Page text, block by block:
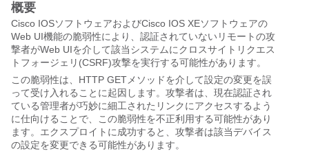
概要
Cisco IOSソフトウェアおよびCisco IOS XEソフトウェアの
Web UI機能の脆弱性により、認証されていないリモートの攻
撃者がWeb UIを介して該当システムにクロスサイトリクエス
トフォージェリ(CSRF)攻撃を実行する可能性があります。
この脆弱性は、HTTP GETメソッドを介して設定の変更を誤
って受け入れることに起因します。攻撃者は、現在認証され
ている管理者が巧妙に細工されたリンクにアクセスするよう
に仕向けることで、この脆弱性を不正利用する可能性があり
ます。エクスプロイトに成功すると、攻撃者は該当デバイス
の設定を変更できる可能性があります。